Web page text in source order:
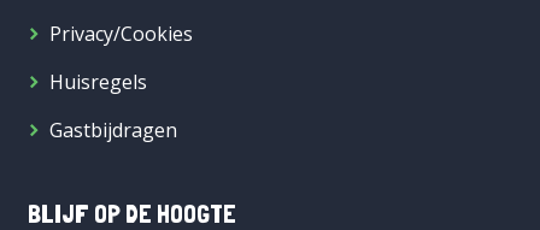
Privacy/Cookies
Huisregels
Gastbijdragen
BLIJF OP DE HOOGTE